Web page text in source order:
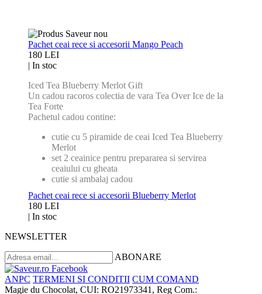
Pachet ceai rece si accesorii Mango Peach
180 LEI
| In stoc
Iced Tea Blueberry Merlot Gift
Un cadou racoros colectia de vara Tea Over Ice de la
Tea Forte
Pachetul cadou contine:
cutie cu 5 piramide de ceai Iced Tea Blueberry
Merlot
set 2 ceainice pentru prepararea si servirea
ceaiului cu gheata
cutie si ambalaj cadou
Pachet ceai rece si accesorii Blueberry Merlot
180 LEI
| In stoc
NEWSLETTER
ABONARE
ANPC TERMENI SI CONDITII CUM COMAND
Magie du Chocolat, CUI: RO21973341, Reg Com.: